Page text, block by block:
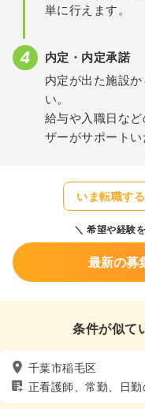
単に行えます。
内定・内定承諾
内定が出た施設
い。
給与や入職日な
ザーがサポートい
いま転職す
希望や経験
最新の募
条件が似て
千葉市稲毛区
正看護師、常勤、日